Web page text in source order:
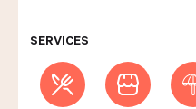
NOUS CONTACTER
SERVICES